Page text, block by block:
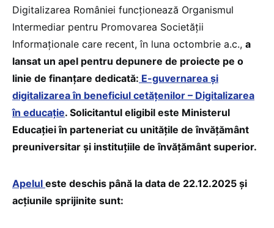
Digitalizarea României funcționează Organismul
Intermediar pentru Promovarea Societății
Informaționale care recent, în luna octombrie a.c., a
lansat un apel pentru depunere de proiecte pe o
linie de finanțare dedicată: E-guvernarea și
digitalizarea în beneficiul cetățenilor – Digitalizarea
în educație. Solicitantul eligibil este Ministerul
Educației în parteneriat cu unitățile de învățământ
preuniversitar și instituțiile de învățământ superior.
Apelul este deschis până la data de 22.12.2025 și
acțiunile sprijinite sunt: